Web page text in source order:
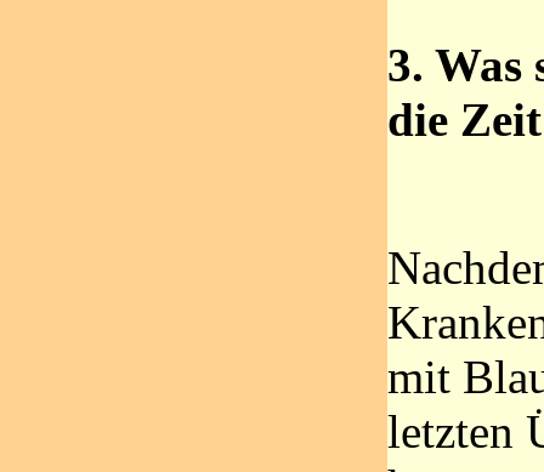
3. Was
die
mit
letzten